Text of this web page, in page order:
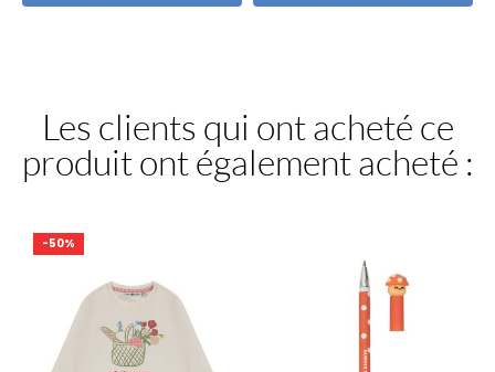
Les clients qui ont acheté ce
produit ont également acheté :
-50%